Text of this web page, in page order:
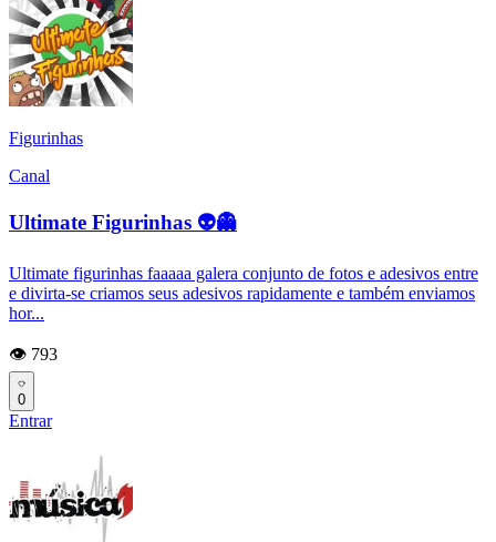
Figurinhas
Canal
Ultimate Figurinhas 👽👻
Ultimate figurinhas faaaaa galera conjunto de fotos e adesivos entre
e divirta-se criamos seus adesivos rapidamente e também enviamos
hor...
👁️ 793
0
Entrar